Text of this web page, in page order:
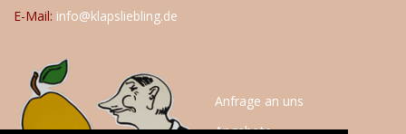
E-Mail: info@klapsliebling.de
Anfrage an uns